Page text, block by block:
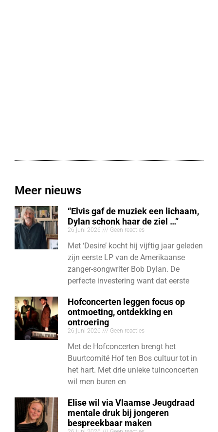
Meer nieuws
“Elvis gaf de muziek een lichaam,
Dylan schonk haar de ziel …”
26 juni 2026 Geen reacties
Met ‘Desire’ kocht hij vijftig jaar geleden
zijn eerste LP van de Amerikaanse
zanger-songwriter Bob Dylan. De
perfecte investering want dat eerste
Hofconcerten leggen focus op
ontmoeting, ontdekking en
ontroering
26 juni 2026 Geen reacties
Met de Hofconcerten brengt het
Buurtcomité Hof ten Bos cultuur tot in
het hart. Met drie unieke tuinconcerten
wil men buren en
Elise wil via Vlaamse Jeugdraad
mentale druk bij jongeren
bespreekbaar maken